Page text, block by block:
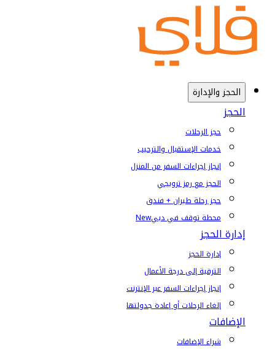
الحجز والإدارة
الحجز
حجز الرحلات
خدمات الإستقبال والترحيب
إنجاز إجراءات السفر من المنزل
الحجز مع رمز ترويجي
حجز رحلة طيران + فندق
محطة توقف في دبيNew
إدارة الحجز
إدارة الحجز
الترقية إلى درجة الأعمال
إنجاز إجراءات السفر عبر الإنترنت
إلغاء الرحلات أو إعادة جدولتها
الإضافات
شراء الإضافات